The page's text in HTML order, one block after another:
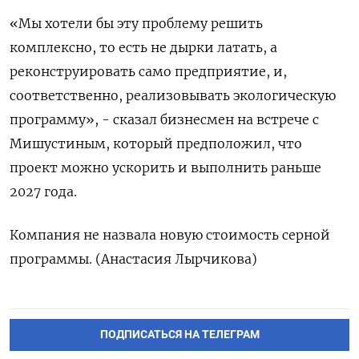
«Мы хотели бы эту проблему решить
комплексно, то есть не дырки латать, а
реконструировать само предприятие, и,
соответственно, реализовывать экологическую
программу», - сказал бизнесмен на встрече с
Мишустиным, который предположил, что
проект можно ускорить и выполнить раньше
2027 года.
Компания не назвала новую стоимость серной
программы. (Анастасия Лырчикова)
ПОДПИСАТЬСЯ НА ТЕЛЕГРАМ